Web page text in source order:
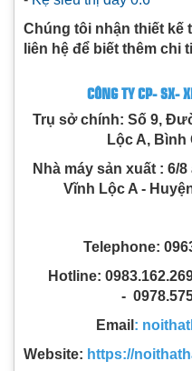
Chúng tôi nhận thiết kế
liên hệ để biết thêm chi
CÔNG TY CP- SX-
Trụ sở chính: Số 9,
Lộc A, Bình
Nhà máy sản xuất : 6/
Vĩnh Lộc A -
Telephone:
Hotline:
-
Email :
Website: https://no